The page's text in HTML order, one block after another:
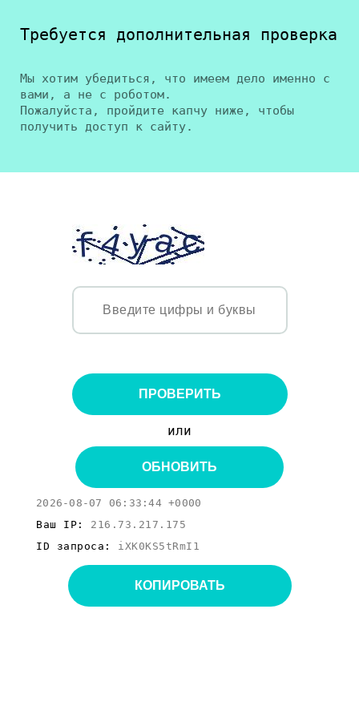
Требуется дополнительная проверка
Мы хотим убедиться, что имеем дело именно с
вами, а не с роботом.
Пожалуйста, пройдите капчу ниже, чтобы
получить доступ к сайту.
ПРОВЕРИТЬ
или
ОБНОВИТЬ
2026-08-07 06:33:44 +0000
Ваш IP: 216.73.217.175
ID запроса: iXK0KS5tRmI1
КОПИРОВАТЬ